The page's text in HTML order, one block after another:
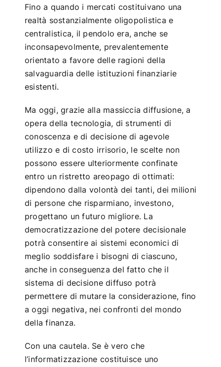
Fino a quando i mercati costituivano una
realtà sostanzialmente oligopolistica e
centralistica, il pendolo era, anche se
inconsapevolmente, prevalentemente
orientato a favore delle ragioni della
salvaguardia delle istituzioni finanziarie
esistenti.
Ma oggi, grazie alla massiccia diffusione, a
opera della tecnologia, di strumenti di
conoscenza e di decisione di agevole
utilizzo e di costo irrisorio, le scelte non
possono essere ulteriormente confinate
entro un ristretto areopago di ottimati:
dipendono dalla volontà dei tanti, dei milioni
di persone che risparmiano, investono,
progettano un futuro migliore. La
democratizzazione del potere decisionale
potrà consentire ai sistemi economici di
meglio soddisfare i bisogni di ciascuno,
anche in conseguenza del fatto che il
sistema di decisione diffuso potrà
permettere di mutare la considerazione, fino
a oggi negativa, nei confronti del mondo
della finanza.
Con una cautela. Se è vero che
l’informatizzazione costituisce uno